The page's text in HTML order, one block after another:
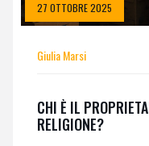
27 OTTOBRE 2025
Giulia Marsi
CHI È IL
RELIGIONE?